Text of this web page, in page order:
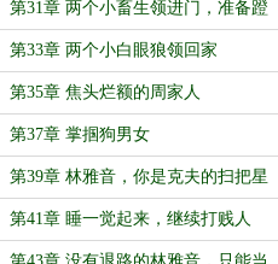
仇
第31章 两个小畜生领进门，准备蹬
腿嗝屁饭
第33章 两个小白眼狼领回家
第35章 焦头烂额的周家人
第37章 掌掴狗男女
第39章 林雅音，你是克夫的扫把星
啊
第41章 睡一觉起来，继续打贱人